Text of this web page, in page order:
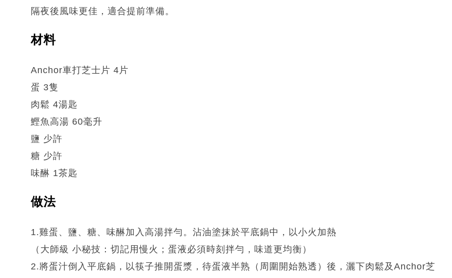
隔夜後風味更佳，適合提前準備。
材料
Anchor車打芝士片 4片
蛋 3隻
肉鬆 4湯匙
鰹魚高湯 60毫升
鹽 少許
糖 少許
味醂 1茶匙
做法
1.雞蛋、鹽、糖、味醂加入高湯拌勻。沾油塗抹於平底鍋中，以小火加熱
（大師級 小秘技：切記用慢火；蛋液必須時刻拌勻，味道更均衡）
2.將蛋汁倒入平底鍋，以筷子推開蛋漿，待蛋液半熟（周圍開始熟透）後，灑下肉鬆及Anchor芝